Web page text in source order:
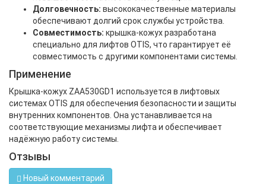
Долговечность: высококачественные материалы
обеспечивают долгий срок службы устройства.
Совместимость: крышка-кожух разработана
специально для лифтов OTIS, что гарантирует её
совместимость с другими компонентами системы.
Применение
Крышка-кожух ZAA530GD1 используется в лифтовых
системах OTIS для обеспечения безопасности и защиты
внутренних компонентов. Она устанавливается на
соответствующие механизмы лифта и обеспечивает
надёжную работу системы.
Отзывы
Новый комментарий